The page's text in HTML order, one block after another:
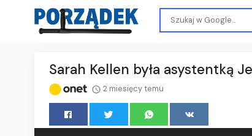
Sarah Kellen była asystentką
2 miesięcy temu